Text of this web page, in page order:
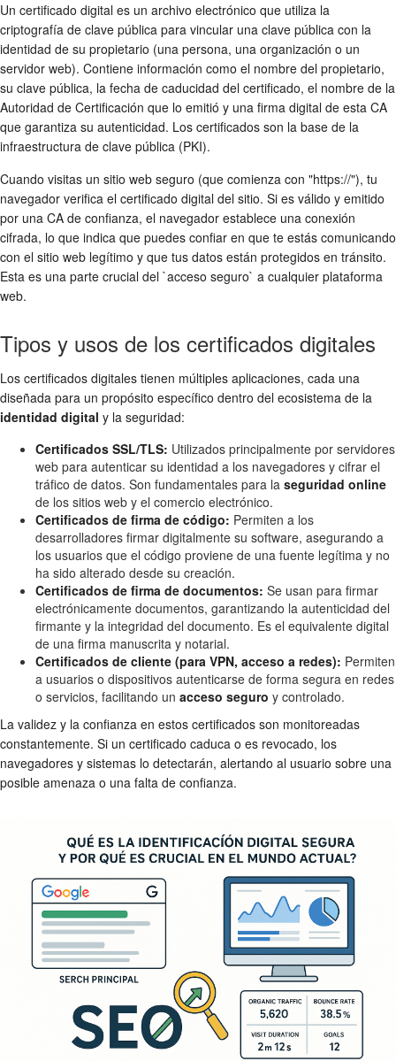
Un certificado digital es un archivo electrónico que utiliza la
criptografía de clave pública para vincular una clave pública con la
identidad de su propietario (una persona, una organización o un
servidor web). Contiene información como el nombre del propietario,
su clave pública, la fecha de caducidad del certificado, el nombre de la
Autoridad de Certificación que lo emitió y una firma digital de esta CA
que garantiza su autenticidad. Los certificados son la base de la
infraestructura de clave pública (PKI).
Cuando visitas un sitio web seguro (que comienza con "https://"), tu
navegador verifica el certificado digital del sitio. Si es válido y emitido
por una CA de confianza, el navegador establece una conexión
cifrada, lo que indica que puedes confiar en que te estás comunicando
con el sitio web legítimo y que tus datos están protegidos en tránsito.
Esta es una parte crucial del `acceso seguro` a cualquier plataforma
web.
Tipos y usos de los certificados digitales
Los certificados digitales tienen múltiples aplicaciones, cada una
diseñada para un propósito específico dentro del ecosistema de la
identidad digital y la seguridad:
Certificados SSL/TLS: Utilizados principalmente por servidores
web para autenticar su identidad a los navegadores y cifrar el
tráfico de datos. Son fundamentales para la seguridad online
de los sitios web y el comercio electrónico.
Certificados de firma de código: Permiten a los
desarrolladores firmar digitalmente su software, asegurando a
los usuarios que el código proviene de una fuente legítima y no
ha sido alterado desde su creación.
Certificados de firma de documentos: Se usan para firmar
electrónicamente documentos, garantizando la autenticidad del
firmante y la integridad del documento. Es el equivalente digital
de una firma manuscrita y notarial.
Certificados de cliente (para VPN, acceso a redes): Permiten
a usuarios o dispositivos autenticarse de forma segura en redes
o servicios, facilitando un acceso seguro y controlado.
La validez y la confianza en estos certificados son monitoreadas
constantemente. Si un certificado caduca o es revocado, los
navegadores y sistemas lo detectarán, alertando al usuario sobre una
posible amenaza o una falta de confianza.